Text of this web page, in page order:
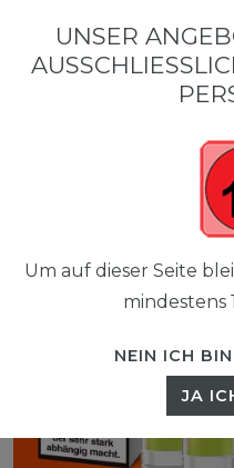
UNSER
Um auf dieser Seite
mindestens
NEIN ICH
JA